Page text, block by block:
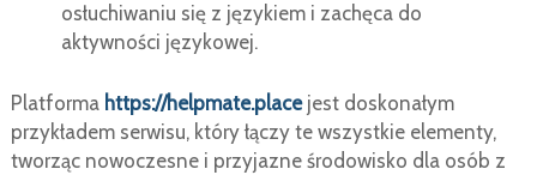
osłuchiwaniu się z językiem i zachęca do
aktywności językowej.
Platforma https://helpmate.placejest doskonałym
przykładem serwisu, który łączy te wszystkie elementy,
tworząc nowoczesne i przyjazne środowisko dla osób z